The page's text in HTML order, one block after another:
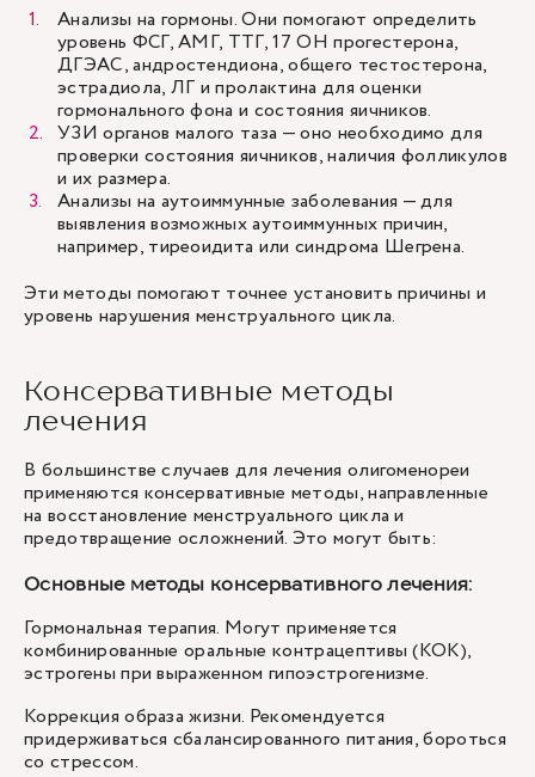
Анализы на гормоны. Они помогают определить
уровень ФСГ, АМГ, ТТГ, 17 ОН прогестерона,
ДГЭАС, андростендиона, общего тестостерона,
эстрадиола, ЛГ и пролактина для оценки
гормонального фона и состояния яичников.
УЗИ органов малого таза — оно необходимо для
проверки состояния яичников, наличия фолликулов
и их размера.
Анализы на аутоиммунные заболевания — для
выявления возможных аутоиммунных причин,
например, тиреоидита или синдрома Шегрена.
Эти методы помогают точнее установить причины и
уровень нарушения менструального цикла.
Консервативные методы
лечения
В большинстве случаев для лечения олигоменореи
применяются консервативные методы, направленные
на восстановление менструального цикла и
предотвращение осложнений. Это могут быть:
Основные методы консервативного лечения:
Гормональная терапия. Могут применяется
комбинированные оральные контрацептивы (КОК),
эстрогены при выраженном гипоэстрогенизме.
Коррекция образа жизни. Рекомендуется
придерживаться сбалансированного питания, бороться
со стрессом.